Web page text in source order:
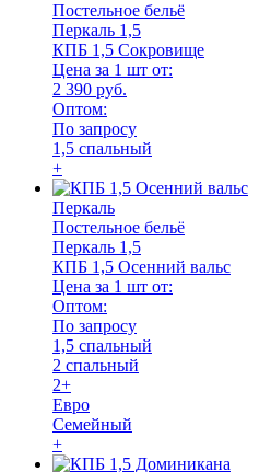
Постельное бельё
Перкаль 1,5
КПБ 1,5 Сокровище
Цена за 1 шт от:
2 390 руб.
Оптом:
По запросу
1,5 спальный
+
Перкаль
Постельное бельё
Перкаль 1,5
КПБ 1,5 Осенний вальс
Цена за 1 шт от:
Оптом:
По запросу
1,5 спальный
2 спальный
2+
Евро
Семейный
+